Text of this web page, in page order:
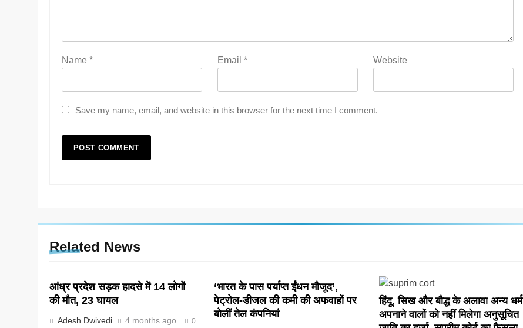
Name * Email* Website
Save my name, email, and website in this browser for the next time I comment.
Related News
आंध्र प्रदेश सड़क हादसे में 14 लोगों
की मौत, 23 घायल
Adesh Dwivedi 4 months ago 0
‘भारत के पास पर्याप्त ईंधन मौजूद’,
पेट्रोल-डीजल की कमी की अफवाहों पर
बोलीं तेल कंपनियां
हिंदू, सिख और बौद्ध के अलावा अन्य धर्म
अपनाने वालों को नहीं मिलेगा अनुसूचित